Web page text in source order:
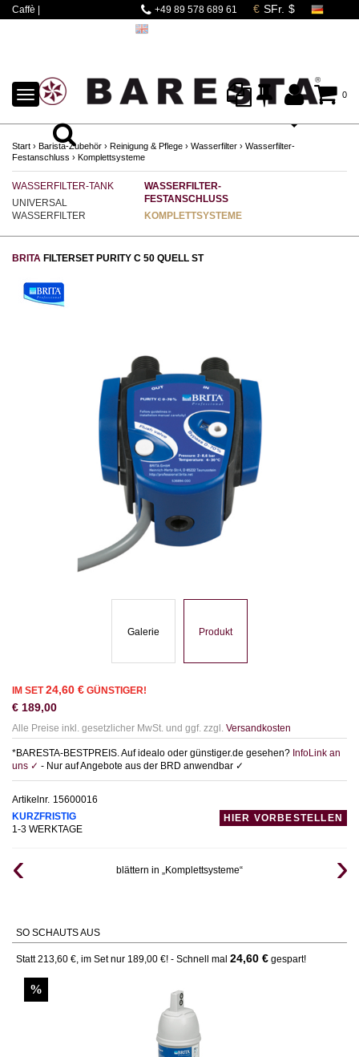
Caffè |
+49 89 578 689 61
0
TOGGLE
NAVIGATION
Start › Barista-Zubehör › Reinigung & Pflege › Wasserfilter › Wasserfilter-
Festanschluss › Komplettsysteme
WASSERFILTER-TANK
UNIVERSAL
WASSERFILTER
WASSERFILTER-
FESTANSCHLUSS
KOMPLETTSYSTEME
BRITA FILTERSET PURITY C 50 QUELL ST
Galerie Produkt
IM SET24,60 € GÜNSTIGER!
€ 189,00
Alle Preise inkl. gesetzlicher MwSt. und ggf. zzgl. Versandkosten
*BARESTA-BESTPREIS. Auf idealo oder günstiger.de gesehen? InfoLink an
uns ✓ - Nur auf Angebote aus der BRD anwendbar ✓
Artikelnr. 15600016
KURZFRISTIG
1-3 WERKTAGE
HIER VORBESTELLEN
blättern in „Komplettsysteme“
SO SCHAUTS AUS
Statt 213,60 €, im Set nur 189,00 €! - Schnell mal 24,60 € gespart!